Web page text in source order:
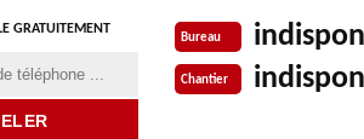
GRATUITEMENT
Bureau
Chantier